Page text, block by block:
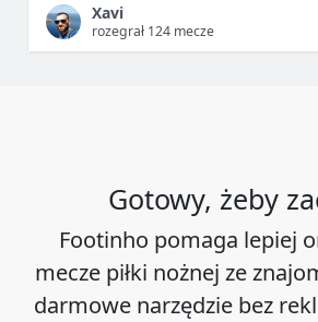
Xavi
rozegrał 124 mecze
Gotowy, żeby
Footinho pomaga lepiej
mecze piłki nożnej ze
darmowe narzędzie bez